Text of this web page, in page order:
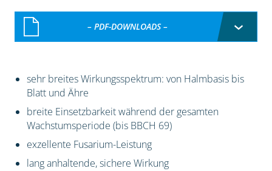
– PDF-DOWNLOADS –
sehr breites Wirkungsspektrum: von Halmbasis bis
Blatt und Ähre
breite Einsetzbarkeit während der gesamten
Wachstumsperiode (bis BBCH 69)
exzellente Fusarium-Leistung
lang anhaltende, sichere Wirkung